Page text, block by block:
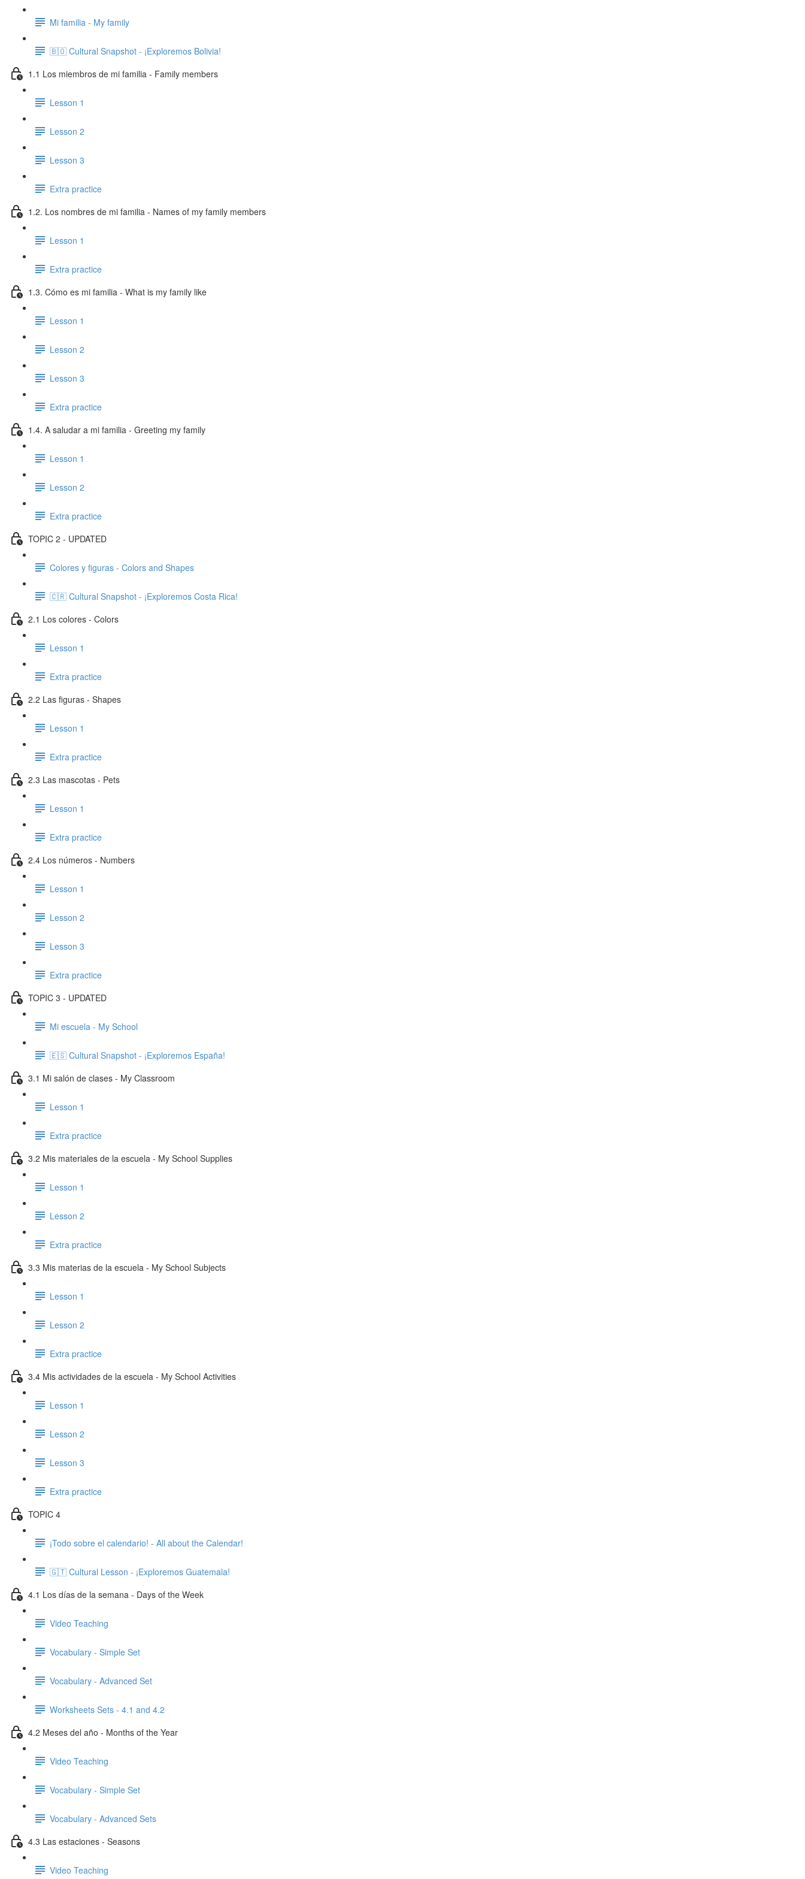
Mi familia - My family
🇧🇴 Cultural Snapshot - ¡Exploremos Bolivia!
1.1 Los miembros de mi familia - Family members
Lesson 1
Lesson 2
Lesson 3
Extra practice
1.2. Los nombres de mi familia - Names of my family members
Lesson 1
Extra practice
1.3. Cómo es mi familia - What is my family like
Lesson 1
Lesson 2
Lesson 3
Extra practice
1.4. A saludar a mi familia - Greeting my family
Lesson 1
Lesson 2
Extra practice
TOPIC 2 - UPDATED
Colores y figuras - Colors and Shapes
🇨🇷 Cultural Snapshot - ¡Exploremos Costa Rica!
2.1 Los colores - Colors
Lesson 1
Extra practice
2.2 Las figuras - Shapes
Lesson 1
Extra practice
2.3 Las mascotas - Pets
Lesson 1
Extra practice
2.4 Los números - Numbers
Lesson 1
Lesson 2
Lesson 3
Extra practice
TOPIC 3 - UPDATED
Mi escuela - My School
🇪🇸 Cultural Snapshot - ¡Exploremos España!
3.1 Mi salón de clases - My Classroom
Lesson 1
Extra practice
3.2 Mis materiales de la escuela - My School Supplies
Lesson 1
Lesson 2
Extra practice
3.3 Mis materias de la escuela - My School Subjects
Lesson 1
Lesson 2
Extra practice
3.4 Mis actividades de la escuela - My School Activities
Lesson 1
Lesson 2
Lesson 3
Extra practice
TOPIC 4
¡Todo sobre el calendario! - All about the Calendar!
🇬🇹 Cultural Lesson - ¡Exploremos Guatemala!
4.1 Los días de la semana - Days of the Week
Video Teaching
Vocabulary - Simple Set
Vocabulary - Advanced Set
Worksheets Sets - 4.1 and 4.2
4.2 Meses del año - Months of the Year
Video Teaching
Vocabulary - Simple Set
Vocabulary - Advanced Sets
4.3 Las estaciones - Seasons
Video Teaching